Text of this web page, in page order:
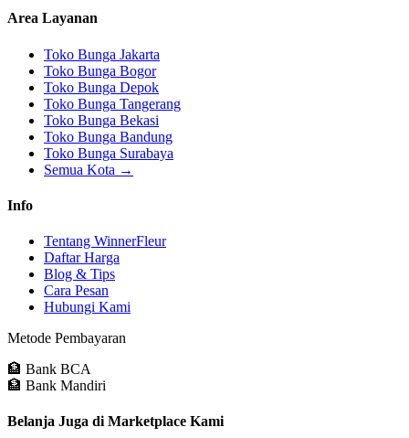
Area Layanan
Toko Bunga Jakarta
Toko Bunga Bogor
Toko Bunga Depok
Toko Bunga Tangerang
Toko Bunga Bekasi
Toko Bunga Bandung
Toko Bunga Surabaya
Semua Kota →
Info
Tentang WinnerFleur
Daftar Harga
Blog & Tips
Cara Pesan
Hubungi Kami
Metode Pembayaran
🏦 Bank BCA
🏦 Bank Mandiri
Belanja Juga di Marketplace Kami